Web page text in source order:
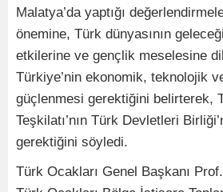
Malatya’da yaptığı
önemine, Türk dünyasının
etkilerine ve gençlik meselesine
Türkiye’nin ekonomik, teknolojik
güçlenmesi gerektiğini belirterek,
Teşkilatı’nın Türk Devletleri
gerektiğini söyledi.
Türk Ocakları Genel Başkanı